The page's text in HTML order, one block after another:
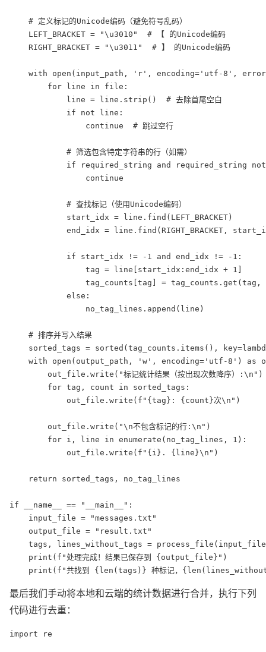
    # 定义标记的Unicode编码（避免符号乱码）
    LEFT_BRACKET = "\u3010"  # 【 的Unicode编码
    RIGHT_BRACKET = "\u3011"  # 】 的Unicode编码
with open(input_path, 'r', encoding='utf-8',
        for line in file:
            line = line.strip()  # 去除首尾空白
            if not line:
                continue  # 跳过空行
            # 筛选包含特定字符串的行（如需）
if required_string and required_string
                continue
            # 查找标记（使用Unicode编码）
            start_idx = line.find(LEFT_BRACKET)
end_idx = line.find(RIGHT_BRACKET,
            if start_idx != -1 and end_idx != -1:
                tag = line[start_idx:end_idx + 1]
tag_counts[tag] = tag_counts.get(tag,
            else:
                no_tag_lines.append(line)
    # 排序并写入结果
sorted_tags = sorted(tag_counts.items(),
with open(output_path, 'w', encoding='utf-8') as
        out_file.write("标记统计结果（按出现次数降序）:\n")
        for tag, count in sorted_tags:
            out_file.write(f"{tag}: {count}次\n")
        out_file.write("\n不包含标记的行:\n")
        for i, line in enumerate(no_tag_lines, 1):
            out_file.write(f"{i}. {line}\n")
    return sorted_tags, no_tag_lines
if __name__ == "__main__":
    input_file = "messages.txt"
    output_file = "result.txt"
tags, lines_without_tags =
    print(f"处理完成！结果已保存到 {output_file}")
print(f"共找到 {len(tags)} 种标记，
最后我们手动将本地和云端的统计数据进行合并，执行下列
代码进行去重：
import re